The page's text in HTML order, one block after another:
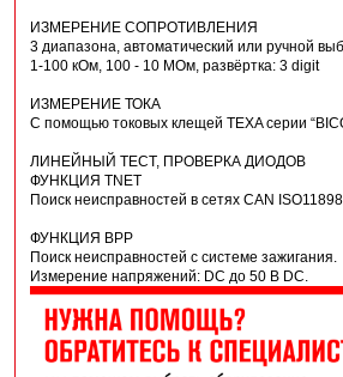
ИЗМЕРЕНИЕ СОПРОТИВЛЕНИЯ
3 диапазона, автоматический или ручной
1-100 кОм, 100 - 10 MОм, развёртка: 3 digit
ИЗМЕРЕНИЕ ТОКА
С помощью токовых клещей TEXA серии
ЛИНЕЙНЫЙ ТЕСТ, ПРОВЕРКА ДИОДОВ
ФУНКЦИЯ TNET
Поиск неисправностей в сетях CAN
ФУНКЦИЯ BPP
Поиск неисправностей с системе зажигания.
Измерение напряжений: DC до 50 В DC.